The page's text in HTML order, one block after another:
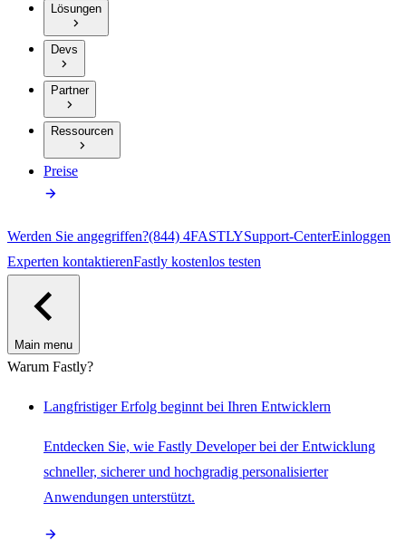
Lösungen
Devs
Partner
Ressourcen
Preise
Werden Sie angegriffen?(844) 4FASTLYSupport-CenterEinloggen
Experten kontaktierenFastly kostenlos testen
Main menu
Warum Fastly?
Langfristiger Erfolg beginnt bei Ihren Entwicklern
Entdecken Sie, wie Fastly Developer bei der Entwicklung
schneller, sicherer und hochgradig personalisierter
Anwendungen unterstützt.